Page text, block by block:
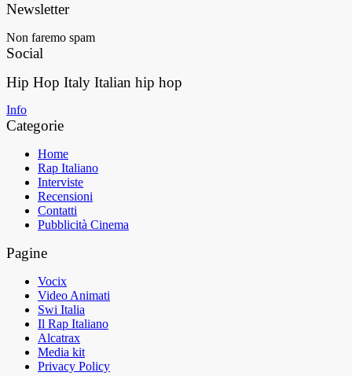
Newsletter
Non faremo spam
Social
Hip Hop Italy Italian hip hop
Info
Categorie
Home
Rap Italiano
Interviste
Recensioni
Contatti
Pubblicità Cinema
Pagine
Vocix
Video Animati
Swi Italia
Il Rap Italiano
Alcatrax
Media kit
Privacy Policy